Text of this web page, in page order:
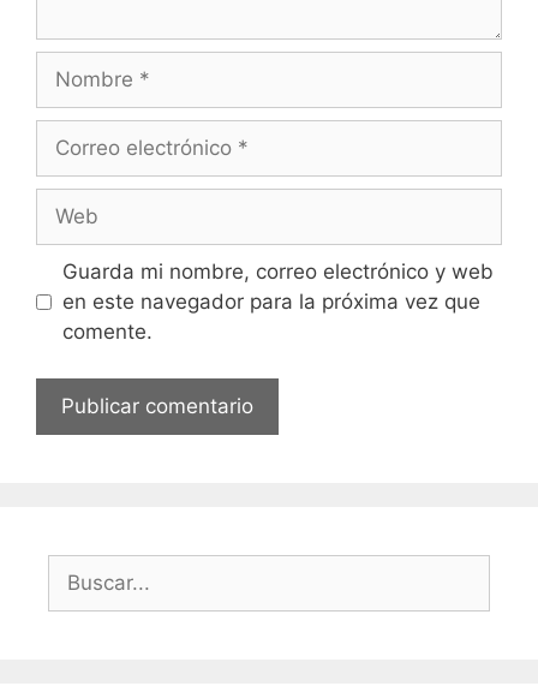
Nombre
Correo
Web
Guarda mi nombre, correo electrónico y web
en este navegador para la próxima vez que
comente.